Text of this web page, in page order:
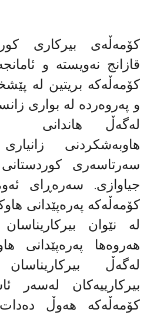
کۆمەڵەی بیرکاری
قازانج نەویستە و
کۆمەڵەکە بریتین لە
و پەروەردە لە بواری
لەگەڵ هاندانی
هاوبەشکردنی
سەرتاسەری
جیاوازی. سەرەڕای
کۆمەڵەکە پەرەپێدانی
لە نێوان
هەروەها پەرەپێدانی
لەگەڵ
بیرکارییەکان لەسەر
کۆمەڵەکە هەوڵ